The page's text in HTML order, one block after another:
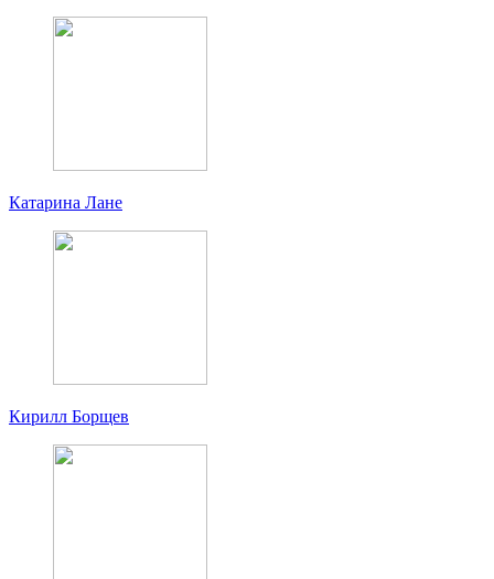
Катарина Лане
Кирилл Борщев